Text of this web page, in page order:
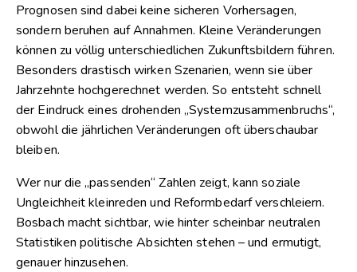
Prognosen sind dabei keine sicheren Vorhersagen,
sondern beruhen auf Annahmen. Kleine Veränderungen
können zu völlig unterschiedlichen Zukunftsbildern führen.
Besonders drastisch wirken Szenarien, wenn sie über
Jahrzehnte hochgerechnet werden. So entsteht schnell
der Eindruck eines drohenden „Systemzusammenbruchs“,
obwohl die jährlichen Veränderungen oft überschaubar
bleiben.
Wer nur die „passenden“ Zahlen zeigt, kann soziale
Ungleichheit kleinreden und Reformbedarf verschleiern.
Bosbach macht sichtbar, wie hinter scheinbar neutralen
Statistiken politische Absichten stehen – und ermutigt,
genauer hinzusehen.